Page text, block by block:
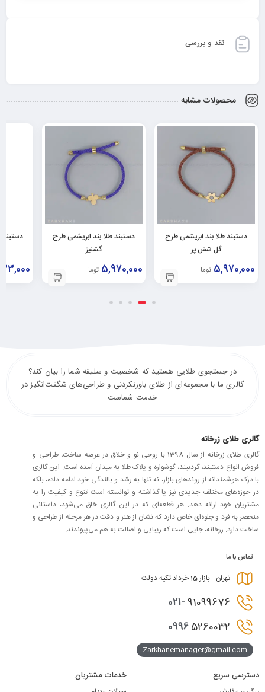
نقد و بررسی
محصولات مشابه
دستبند طلا بند ابریشمی طرح
گل شش پر
5,970,000 تومان
دستبند طلا بند ابریشمی طرح
گشنیز
5,970,000 تومان
دستبند
در جستجوی طلایی هستید که شخصیت و سلیقه شما را بیان کند؟
گالری ما با مجموعه‌ای از طلای باورنکردنی و طراحی‌های شگفت‌انگیز در
خدمت شماست
گالری طلای زرخانه
گالری طلای زرخانه از سال 1398 با روحی نو و خلاق در عرصه ساخت، طراحی و
فروش انواع دستبند، گردنبند، گوشواره و پلاک طلا به میدان آمده است. این گالری
با درک هوشمندانه از روندهای بازار، نه تنها به رشد و بالندگی خود ادامه داده، بلکه
در حوزه‌های مختلف جدیدی نیز پا گذاشته و توانسته است تنوع و کیفیت را به
مشتریان خود ارائه دهد. هر قطعه‌ای که در این گالری خلق می‌شود، داستانی
منحصر به فرد و جلوه‌ای خاص دارد که نشان از هنر و دقت در هر مرحله از طراحی و
ساخت دارد. زرخانه، جایی است که زیبایی و اصالت به هم می‌پیوندند.
تماس با ما
تهران - بازار 15 خرداد تکیه دولت
021-91099676
09965260032
Zarkhanemanager@gmail.com
دسترسی سریع خدمات مشتریان